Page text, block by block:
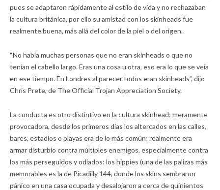
pues se adaptaron rápidamente al estilo de vida y no rechazaban
la cultura británica, por ello su amistad con los skinheads fue
realmente buena, más allá del color de la piel o del origen.
“No había muchas personas que no eran skinheads o que no
tenían el cabello largo. Eras una cosa u otra, eso era lo que se veía
en ese tiempo. En Londres al parecer todos eran skinheads”, dijo
Chris Prete, de The Official Trojan Appreciation Society.
La conducta es otro distintivo en la cultura skinhead: meramente
provocadora, desde los primeros días los altercados en las calles,
bares, estadios o playas era de lo más común; realmente era
armar disturbio contra múltiples enemigos, especialmente contra
los más perseguidos y odiados: los hippies (una de las palizas más
memorables es la de Picadilly 144, donde los skins sembraron
pánico en una casa ocupada y desalojaron a cerca de quinientos